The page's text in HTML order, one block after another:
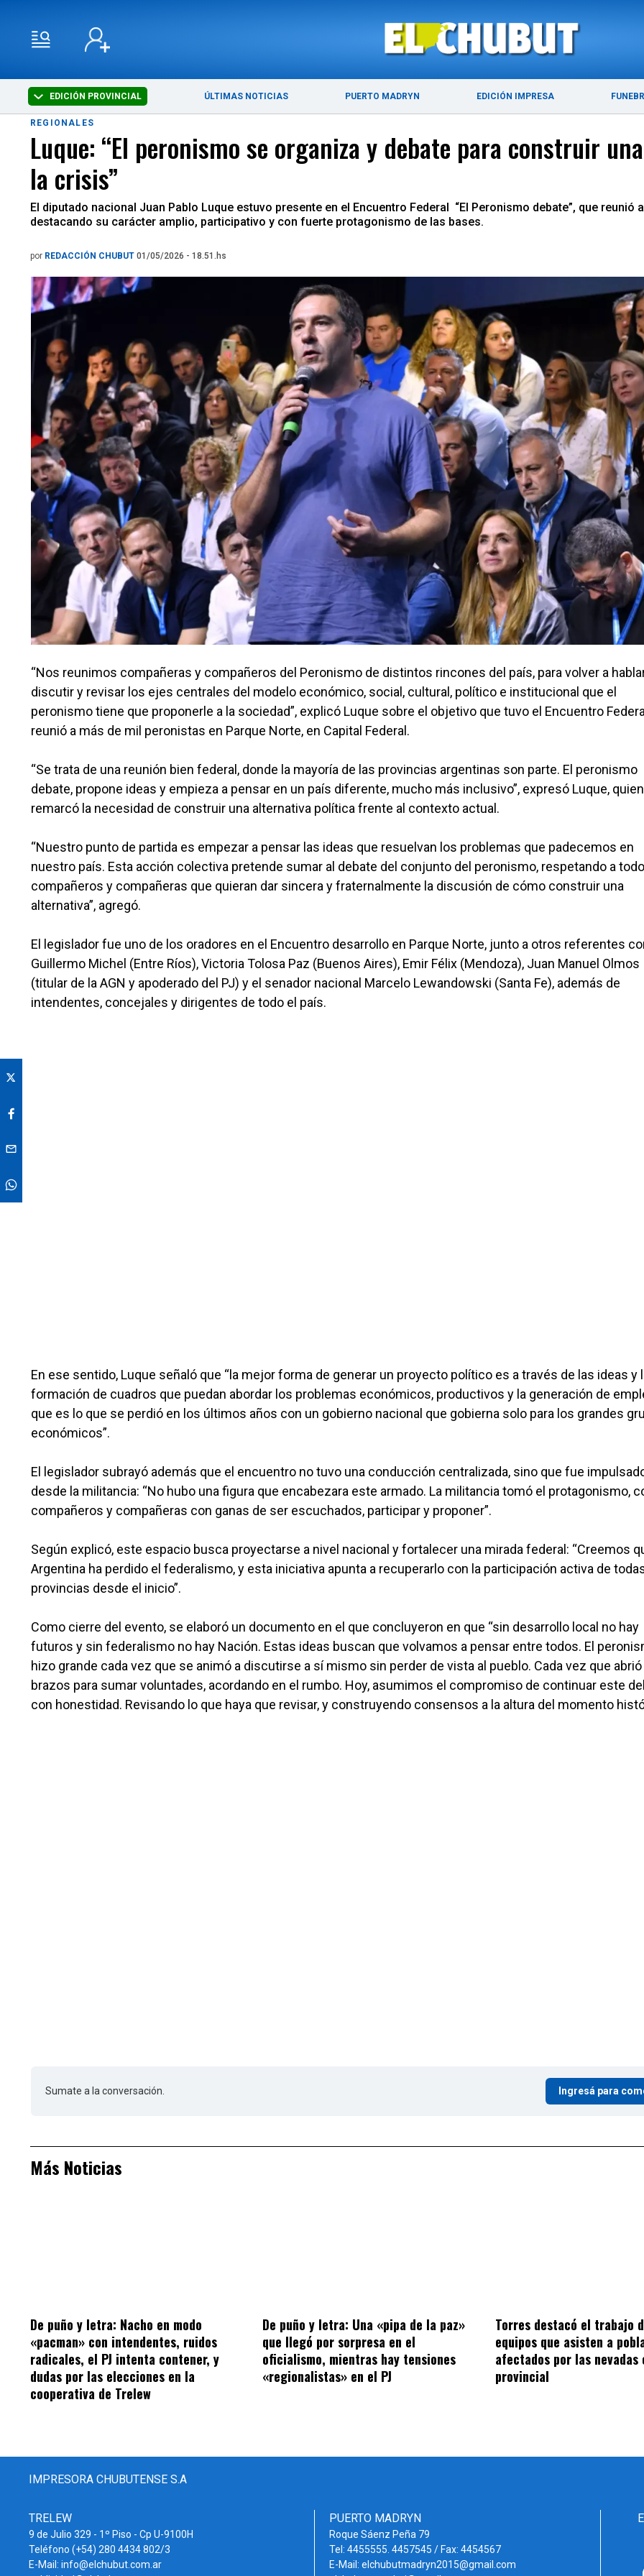
EDICIÓN PROVINCIAL ÚLTIMAS NOTICIAS PUERTO MADRYN EDICIÓN IMPRESA
ÚLTIMAS NOTICIAS PUERTO MADRYN
REGIONALES
Luque: “El peronismo se organiza y debate para construir
la crisis”
El diputado nacional Juan Pablo Luque estuvo presente en el Encuentro Federal “El Peronismo debate”, que
destacando su carácter amplio, participativo y con fuerte protagonismo de las bases.
por REDACCIÓN CHUBUT 01/05/2026 - 18.51.hs
“Nos reunimos compañeras y compañeros del Peronismo de distintos rincones del país, para volver a
discutir y revisar los ejes centrales del modelo económico, social, cultural, político e institucional que el
peronismo tiene que proponerle a la sociedad”, explicó Luque sobre el objetivo que tuvo el Encuentro
reunió a más de mil peronistas en Parque Norte, en Capital Federal.
“Se trata de una reunión bien federal, donde la mayoría de las provincias argentinas son parte. El peronismo
debate, propone ideas y empieza a pensar en un país diferente, mucho más inclusivo”, expresó Luque, quien
remarcó la necesidad de construir una alternativa política frente al contexto actual.
“Nuestro punto de partida es empezar a pensar las ideas que resuelvan los problemas que padecemos en
nuestro país. Esta acción colectiva pretende sumar al debate del conjunto del peronismo, respetando a
compañeros y compañeras que quieran dar sincera y fraternalmente la discusión de cómo construir una
alternativa”, agregó.
El legislador fue uno de los oradores en el Encuentro desarrollo en Parque Norte, junto a otros referentes
Guillermo Michel (Entre Ríos), Victoria Tolosa Paz (Buenos Aires), Emir Félix (Mendoza), Juan Manuel Olmos
(titular de la AGN y apoderado del PJ) y el senador nacional Marcelo Lewandowski (Santa Fe), además de
intendentes, concejales y dirigentes de todo el país.
En ese sentido, Luque señaló que “la mejor forma de generar un proyecto político es a través de las ideas y
formación de cuadros que puedan abordar los problemas económicos, productivos y la generación de
que es lo que se perdió en los últimos años con un gobierno nacional que gobierna solo para los grandes
económicos”.
El legislador subrayó además que el encuentro no tuvo una conducción centralizada, sino que fue
desde la militancia: “No hubo una figura que encabezara este armado. La militancia tomó el protagonismo,
compañeros y compañeras con ganas de ser escuchados, participar y proponer”.
Según explicó, este espacio busca proyectarse a nivel nacional y fortalecer una mirada federal: “Creemos
Argentina ha perdido el federalismo, y esta iniciativa apunta a recuperarlo con la participación activa de
provincias desde el inicio”.
Como cierre del evento, se elaboró un documento en el que concluyeron en que “sin desarrollo local no hay
futuros y sin federalismo no hay Nación. Estas ideas buscan que volvamos a pensar entre todos. El
hizo grande cada vez que se animó a discutirse a sí mismo sin perder de vista al pueblo. Cada vez que
brazos para sumar voluntades, acordando en el rumbo. Hoy, asumimos el compromiso de continuar este
con honestidad. Revisando lo que haya que revisar, y construyendo consensos a la altura del momento
Sumate a la conversación. Ingresá para
Más Noticias
De puño y letra: Nacho en modo
«pacman» con intendentes, ruidos
radicales, el PJ intenta contener, y
dudas por las elecciones en la
cooperativa de Trelew
De puño y letra: Una «pipa de la paz»
que llegó por sorpresa en el
oficialismo, mientras hay tensiones
«regionalistas» en el PJ
Torres destacó el trabajo
equipos que asisten a
afectados por las nevadas
provincial
IMPRESORA CHUBUTENSE S.A
TRELEW
9 de Julio 329 - 1º Piso - Cp U-9100H
Teléfono (+54) 280 4434 802/3
E-Mail: info@elchubut.com.ar
PUERTO MADRYN
Roque Sáenz Peña 79
Tel: 4455555. 4457545 / Fax: 4454567
E-Mail: elchubutmadryn2015@gmail.com